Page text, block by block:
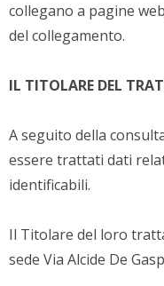
collegano a pagine
del collegamento.
IL TITOLARE DEL
A seguito della
essere trattati dati
identificabili.
Il Titolare del loro
sede Via Alcide De